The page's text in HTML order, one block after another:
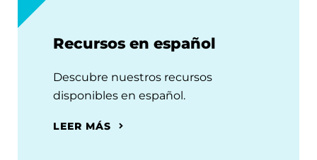
Recursos en español
Descubre nuestros recursos
disponibles en español.
LEER MÁS